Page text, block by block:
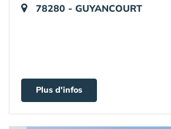
78280 - GUYANCOURT
Plus d'infos